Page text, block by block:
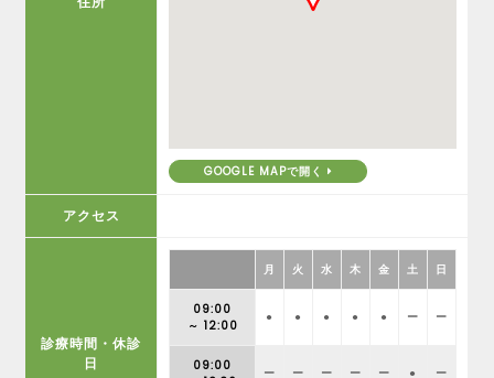
GOOGLE MAPで開く
アクセス
診療時間・休診
日
月 火 水 木 金 土 日
09:00
～ 12:00
● ● ● ● ● ー ー
09:00
ー ー ー ー ー ● ー